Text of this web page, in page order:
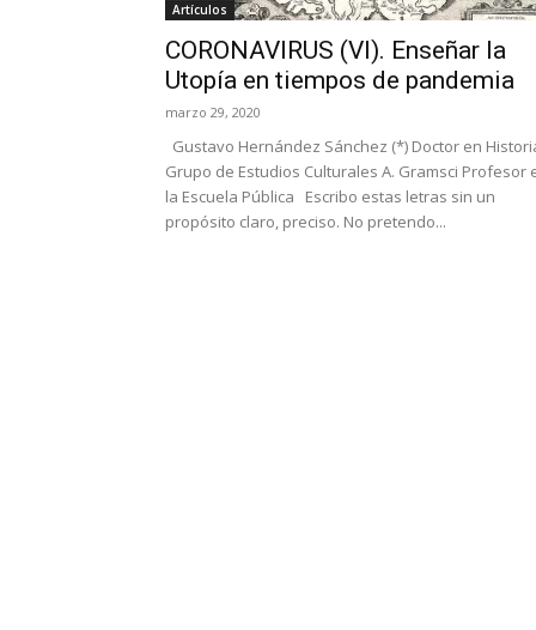
Artículos
CORONAVIRUS (VI). Enseñar la
Utopía en tiempos de pandemia
marzo 29, 2020
Gustavo Hernández Sánchez (*) Doctor en
Grupo de Estudios Culturales A. Gramsci Profesor
la Escuela Pública Escribo estas letras sin un
propósito claro, preciso. No pretendo...